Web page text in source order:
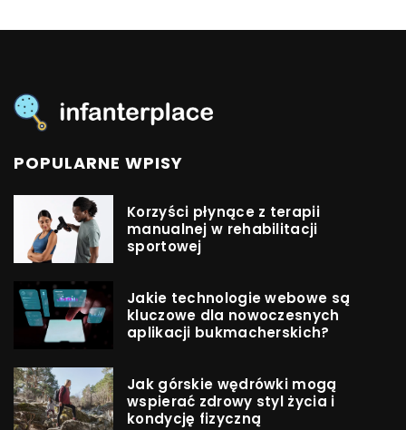
POPULARNE WPISY
Korzyści płynące z terapii
manualnej w rehabilitacji
sportowej
Jakie technologie webowe są
kluczowe dla nowoczesnych
aplikacji bukmacherskich?
Jak górskie wędrówki mogą
wspierać zdrowy styl życia i
kondycję fizyczną